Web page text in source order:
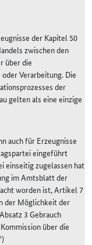
der Kapitel 50
zwischen den
über die
Verarbeitung. Die
der
gelten als eine einzige
auch für Erzeugnisse
eingeführt
einseitig zugelassen hat
im Amtsblatt der
worden ist, Artikel 7
der Möglichkeit der
3 Gebrauch
über die